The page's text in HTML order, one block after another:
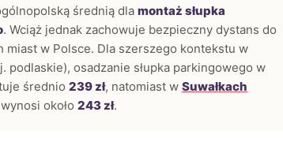
średnią dla montaż słupka
. Wciąż jednak zachowuje bezpieczny dystans do
miast w Polsce. Dla szerszego kontekstu w
podlaskie), osadzanie słupka parkingowego w
średnio 239 zł, natomiast w Suwałkach
około 243 zł.